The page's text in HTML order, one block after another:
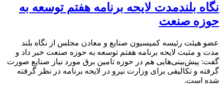
نگاه بلندمدت لایحه برنامه هفتم توسعه به
حوزه صنعت
عضو هیئت رئیسه کمیسیون صنایع و معادن مجلس از نگاه بلند
مدت و مثبت لایحه برنامه هفتم توسعه به حوزه صنعت خبر داد و
گفت: پیش‌بینی‌هایی هم در حوزه تامین برق مورد نیاز صنایع صورت
گرفته و تکالیفی برای وزارت نیرو در لایحه برنامه در نظر گرفته
شده است.